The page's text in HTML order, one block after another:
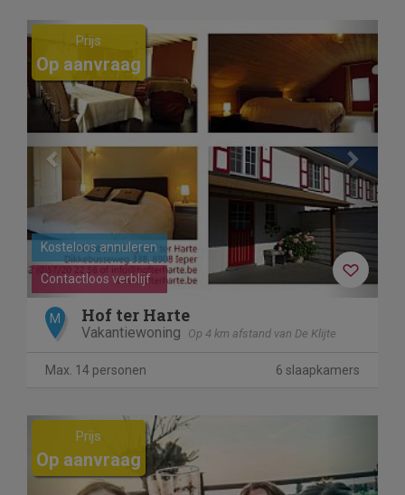
Previous Next
Contactloos verblijf
Kosteloos annuleren
Prijs
Op aanvraag
M Hof ter Harte
Vakantiewoning Op 4 km afstand van De Klijte
Max. 14 personen 6 slaapkamers
Previous
Prijs
Op aanvraag